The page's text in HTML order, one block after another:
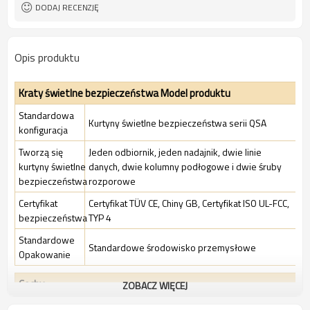
Orzecznictwo:
DODAJ RECENZJĘ
Opis produktu
Kraty świetlne bezpieczeństwa Model produktu
Standardowa
konfiguracja
Kurtyny świetlne bezpieczeństwa serii QSA
Tworzą się
kurtyny świetlne
bezpieczeństwa
Jeden odbiornik, jeden nadajnik, dwie linie
danych, dwie kolumny podłogowe i dwie śruby
rozporowe
Certyfikat
bezpieczeństwa
Certyfikat TÜV CE, Chiny GB, Certyfikat ISO UL-FCC,
TYP 4
Standardowe
Opakowanie
Standardowe środowisko przemysłowe
Cechy ZOBACZ WIĘCEJ